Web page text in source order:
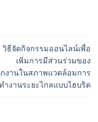
วิธีจัดกิจกรรมออนไลน์เพื่อ
เพิ่มการมีส่วนร่วมของ
งานในสภาพแวดล้อมการ
ำงานระยะไกลแบบไฮบริด